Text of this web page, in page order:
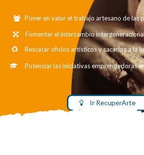
Poner en valor el trabajo artesano de las
Ir RecuperArte
Fomentar el intercambio intergeneracional
Rescatar oficios artísticos y sacarlos a la
Potenciar las iniciativas emprendedoras